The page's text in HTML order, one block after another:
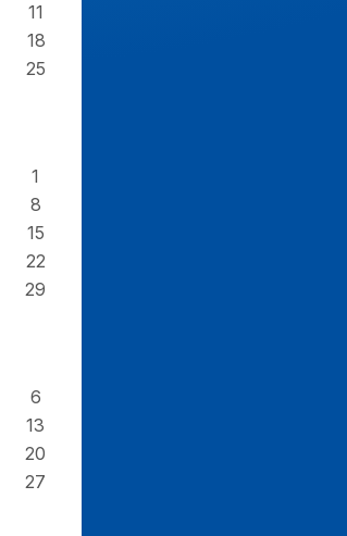
11
18
25
1
8
15
22
29
6
13
20
27